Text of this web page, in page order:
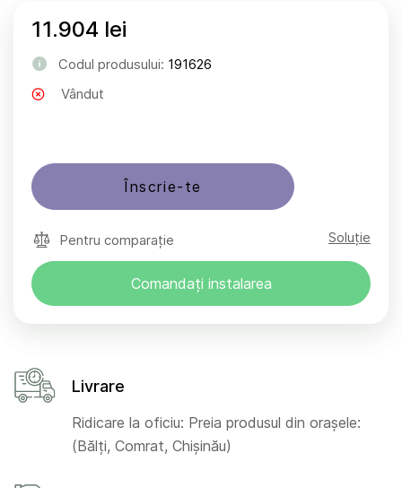
11.904 lei
Codul produsului: 191626
Vândut
Înscrie-te
Pentru comparație Soluție
Comandați instalarea
Livrare
Ridicare la oficiu: Preia produsul din orașele:
(Bălți, Comrat, Chișinău)